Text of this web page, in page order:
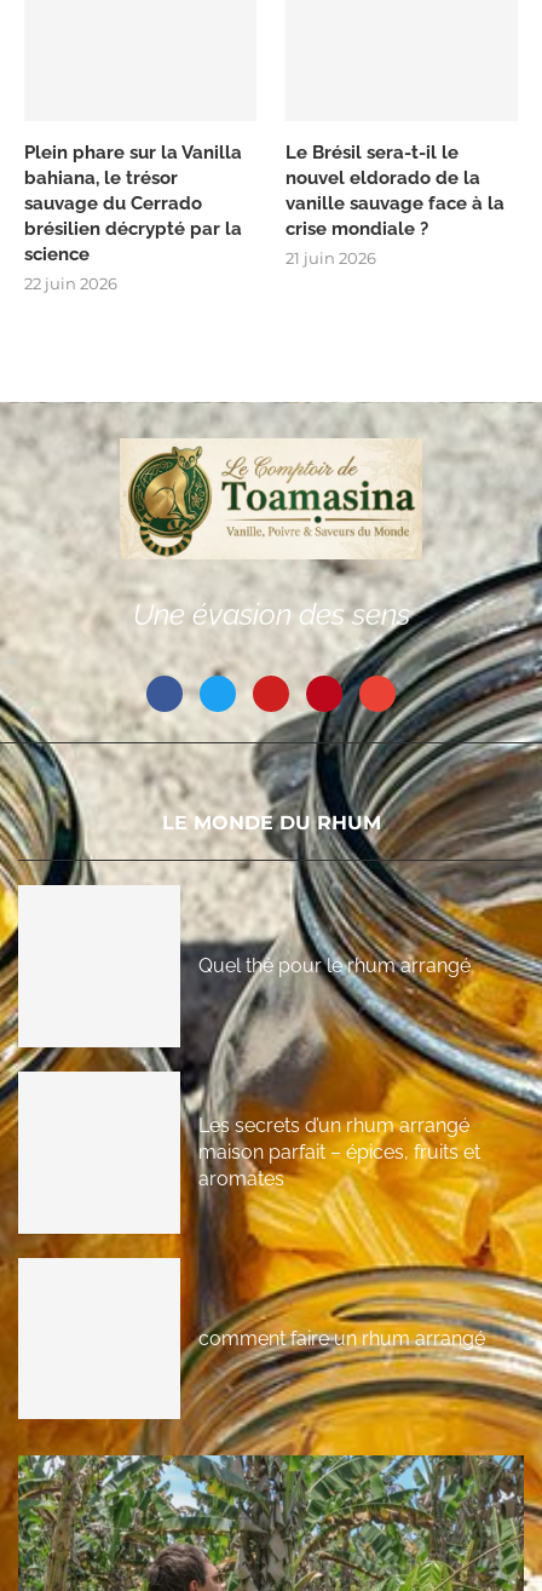
Plein phare sur la Vanilla
bahiana, le trésor
sauvage du Cerrado
brésilien décrypté par la
science
22 juin 2026
Le Brésil sera-t-il le
nouvel eldorado de la
vanille sauvage face à la
crise mondiale ?
21 juin 2026
Une évasion des sens
LE MONDE DU RHUM
Quel thé pour le rhum arrangé
Les secrets d’un rhum arrangé
maison parfait – épices, fruits et
aromates
comment faire un rhum arrangé